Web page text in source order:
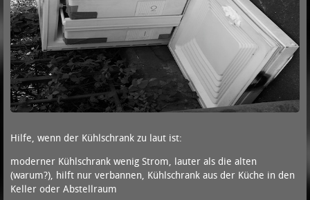
Hilfe, wenn der Kühlschrank zu laut ist:
moderner Kühlschrank wenig Strom, lauter als die alten
(warum?), hilft nur verbannen, Kühlschrank aus der Küche in den
Keller oder Abstellraum